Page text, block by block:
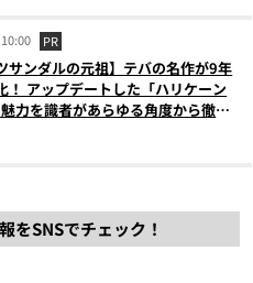
PR
サンダルの元祖】テバの名作が9年
！ アップデートした「ハリケーン
力を識者があらゆる角度から徹底
をSNSでチェック！